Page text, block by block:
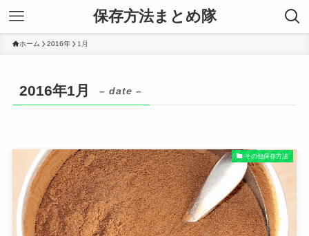
保存方法まとめ隊
ホーム 2016年 1月
2016年1月 – date –
その他保存方法